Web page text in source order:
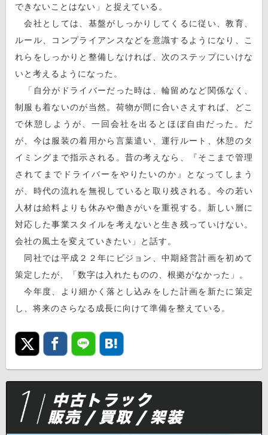
できないことはない」と捉えている。
会社としては、基盤がしっかりしてくるに従い、教育、
ルール、コンプライアンスなどを意識するようになり、こ
れらをしっかりと整備しなければ、次のステップにいけな
いと考えるようになった。
「自分がドライバーだった時は、輪留めなど関係なく、
制服も着ないのが当然。荷物が間に合いさえすれば、どこ
で休憩しようが、一回会社を出るとほぼ自由だった。だ
が、今は服装の着用から言葉遣い、運行ルート、休憩のタ
イミングまで指示される。昔の考えなら、『そこまで管理
されてまでドライバーをやりたいのか』となってしまう
が、時代の流れを無視していると取り残される。今の若い
人材は給料よりも休みや働きがいを重視する。新しい層に
対応した事業スタイルを考えないと生き残っていけない。
会社の風土を変えていきたい」と話す。
同社では平成２２年にビジョン、中期経営計画を初めて
策定したが、「数字は入れたものの、根拠がなかった」。
今年度、より細かく落とし込みをした計画を新たに策定
し、将来のさらなる成長に向けて準備を整えている。